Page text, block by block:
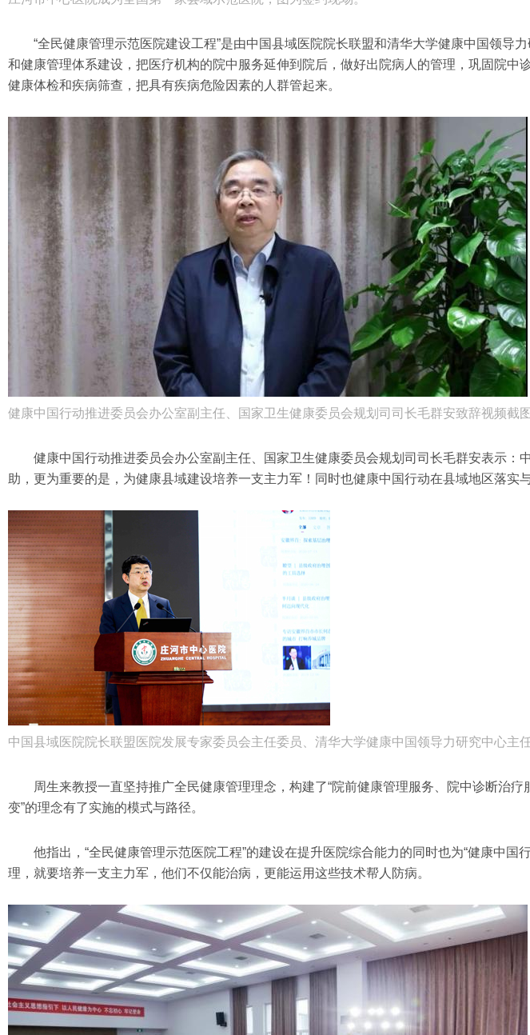
“全民健康管理示范医院建设工程”是由中国县域医院院长联盟和清华大学健康中国领
和健康管理体系建设，把医疗机构的院中服务延伸到院后，做好出院病人的管理，巩固院
健康体检和疾病筛查，把具有疾病危险因素的人群管起来。
健康中国行动推进委员会办公室副主任、国家卫生健康委员会规划司司长毛群安致辞视频截图
健康中国行动推进委员会办公室副主任、国家卫生健康委员会规划司司长毛群安表示
助，更为重要的是，为健康县域建设培养一支主力军！同时也健康中国行动在县域地区落实
中国县域医院院长联盟医院发展专家委员会主任委员、清华大学健康中国领导力研究中心主
周生来教授一直坚持推广全民健康管理理念，构建了“院前健康管理服务、院中诊断治
变”的理念有了实施的模式与路径。
他指出，“全民健康管理示范医院工程”的建设在提升医院综合能力的同时也为“健康中
理，就要培养一支主力军，他们不仅能治病，更能运用这些技术帮人防病。